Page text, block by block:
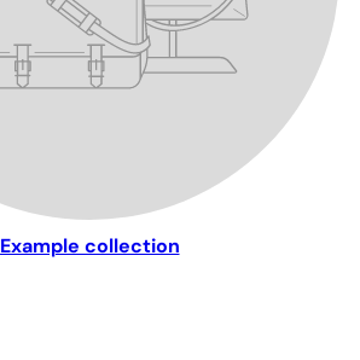
Example collection